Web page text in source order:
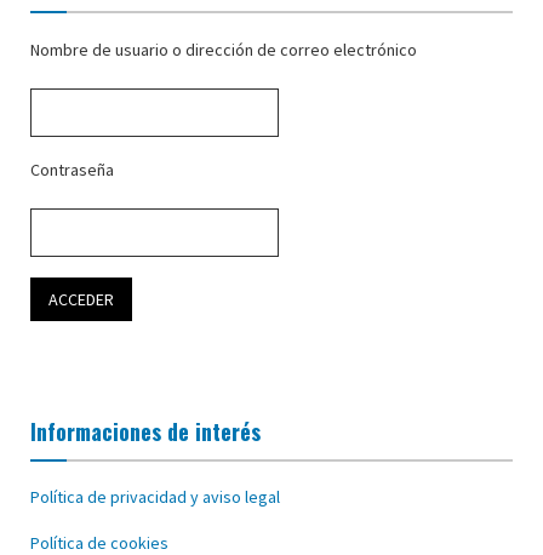
Nombre de usuario o dirección de correo electrónico
Contraseña
Informaciones de interés
Política de privacidad y aviso legal
Política de cookies